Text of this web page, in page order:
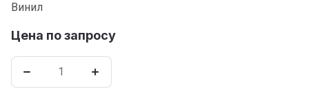
Винил
Цена по запросу